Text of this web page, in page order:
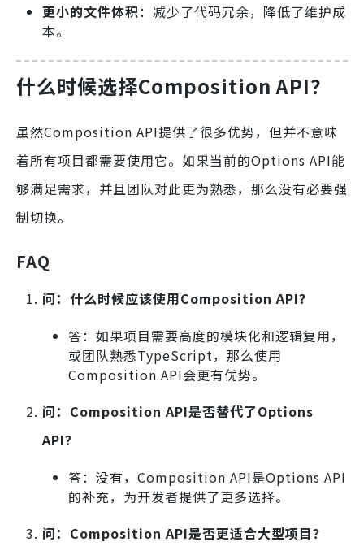
更小的文件体积：减少了代码冗余，降低了维护成
本。
什么时候选择Composition API？
虽然Composition API提供了很多优势，但并不意味
着所有项目都需要使用它。如果当前的Options API能
够满足需求，并且团队对此更为熟悉，那么没有必要强
制切换。
FAQ
问：什么时候应该使用Composition API？
答：如果项目需要高度的模块化和逻辑复用，
或团队熟悉TypeScript，那么使用
Composition API会更有优势。
问：Composition API是否替代了Options
API？
答：没有，Composition API是Options API
的补充，为开发者提供了更多选择。
问：Composition API是否更适合大型项目？